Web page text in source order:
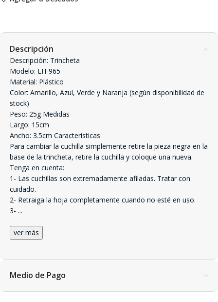
Descripción
Descripción: Trincheta
Modelo: LH-965
Material: Plástico
Color: Amarillo, Azul, Verde y Naranja (según disponibilidad de
stock)
Peso: 25g Medidas
Largo: 15cm
Ancho: 3.5cm Características
Para cambiar la cuchilla simplemente retire la pieza negra en la
base de la trincheta, retire la cuchilla y coloque una nueva.
Tenga en cuenta:
1- Las cuchillas son extremadamente afiladas. Tratar con
cuidado.
2- Retraiga la hoja completamente cuando no esté en uso.
3- ...
ver más
Medio de Pago